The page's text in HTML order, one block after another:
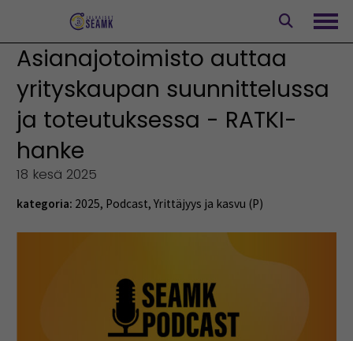
Asianajotoimisto auttaa
yrityskaupan suunnittelussa
ja toteutuksessa - RATKI-
hanke
18 kesä 2025
kategoria: 2025, Podcast, Yrittäjyys ja kasvu (P)